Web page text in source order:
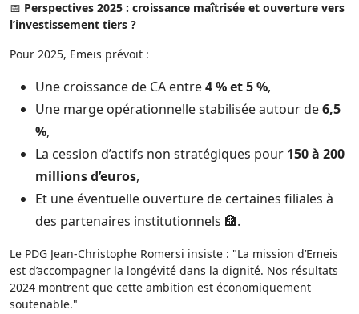
📅 Perspectives 2025 : croissance maîtrisée et ouverture vers
l’investissement tiers ?
Pour 2025, Emeis prévoit :
Une croissance de CA entre4 % et 5 %,
Une marge opérationnelle stabilisée autour de6,5
%,
La cession d’actifs non stratégiques pour 150 à 200
millions d’euros,
Et une éventuelle ouverture de certaines filiales à
des partenaires institutionnels 🏦.
Le PDG Jean-Christophe Romersi insiste : "La mission d’Emeis
est d’accompagner la longévité dans la dignité. Nos résultats
2024 montrent que cette ambition est économiquement
soutenable."